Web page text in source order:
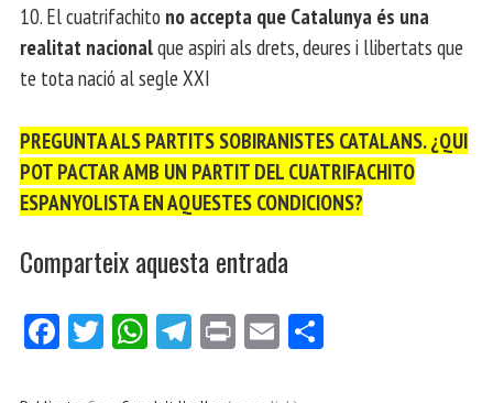
10. El cuatrifachito no accepta que Catalunya és una
realitat nacionalque aspiri als drets, deures i llibertats que
te tota nació al segle XXI
PREGUNTA ALS PARTITS SOBIRANISTES CATALANS. ¿QUI
POT PACTAR AMB UN PARTIT DEL CUATRIFACHITO
ESPANYOLISTA EN AQUESTES CONDICIONS?
Comparteix aquesta entrada
Fa Tw W Te Pri E